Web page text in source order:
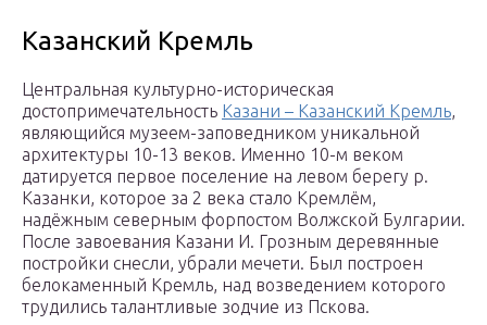
Казанский Кремль
Центральная культурно-историческая
достопримечательность Казани – Казанский Кремль,
являющийся музеем-заповедником уникальной
архитектуры 10-13 веков. Именно 10-м веком
датируется первое поселение на левом берегу р.
Казанки, которое за 2 века стало Кремлём,
надёжным северным форпостом Волжской Булгарии.
После завоевания Казани И. Грозным деревянные
постройки снесли, убрали мечети. Был построен
белокаменный Кремль, над возведением которого
трудились талантливые зодчие из Пскова.